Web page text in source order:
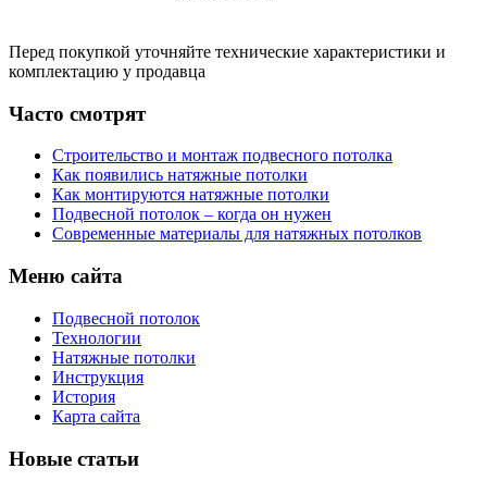
Перед покупкой уточняйте технические характеристики и
комплектацию у продавца
Часто смотрят
Строительство и монтаж подвесного потолка
Как появились натяжные потолки
Как монтируются натяжные потолки
Подвесной потолок – когда он нужен
Современные материалы для натяжных потолков
Меню сайта
Подвесной потолок
Технологии
Натяжные потолки
Инструкция
История
Карта сайта
Новые статьи